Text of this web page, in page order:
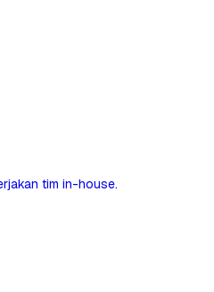
tim in-house.